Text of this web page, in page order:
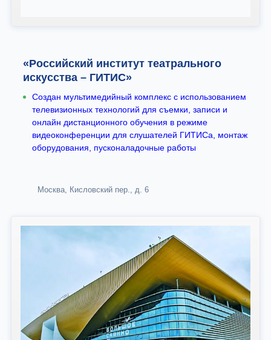
«Российский институт театрального
искусства – ГИТИС»
Создан мультимедийный комплекс с использованием
телевизионных технологий для съемки, записи и
онлайн дистанционного обучения в режиме
видеоконференции для слушателей ГИТИСа, монтаж
оборудования, пусконаладочные работы
Москва, Кисловский пер., д. 6